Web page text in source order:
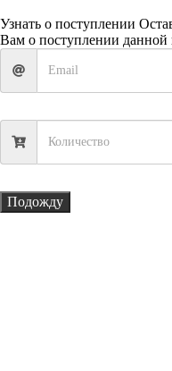
Узнать о поступлении
Вам о поступлении данной
Подожду